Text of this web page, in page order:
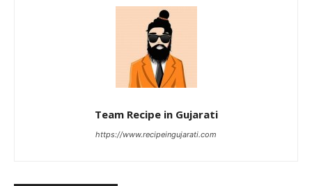
Team Recipe in Gujarati
https://www.recipeingujarati.com